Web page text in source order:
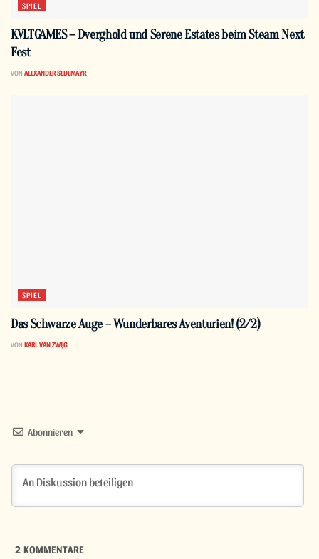
SPIEL
KVLTGAMES – Dverghold und Serene Estates beim Steam Next
Fest
VON ALEXANDER SEDLMAYR
SPIEL
Das Schwarze Auge – Wunderbares Aventurien! (2/2)
VON KARL VAN ZWIJG
Abonnieren
2 KOMMENTARE